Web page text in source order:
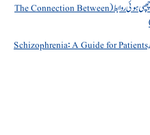
دو قطبی ذہنی بیماری اور مادہ کے استعمال کا غلط رویہ کے درمیان چھپی ہوئی روابط (The Connection Between
شیزوفرینیا: مریضوں, خاندان اور معاشرے کے لئے رہنمائی Schizophrenia: A Guide for Patients,